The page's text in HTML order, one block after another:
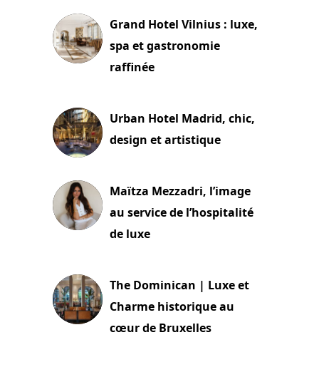
Grand Hotel Vilnius : luxe,
spa et gastronomie
raffinée
Urban Hotel Madrid, chic,
design et artistique
Maïtza Mezzadri, l’image
au service de l’hospitalité
de luxe
The Dominican | Luxe et
Charme historique au
cœur de Bruxelles